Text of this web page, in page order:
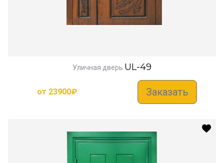
Уличная дверь UL-49
от 23900₽ Заказать